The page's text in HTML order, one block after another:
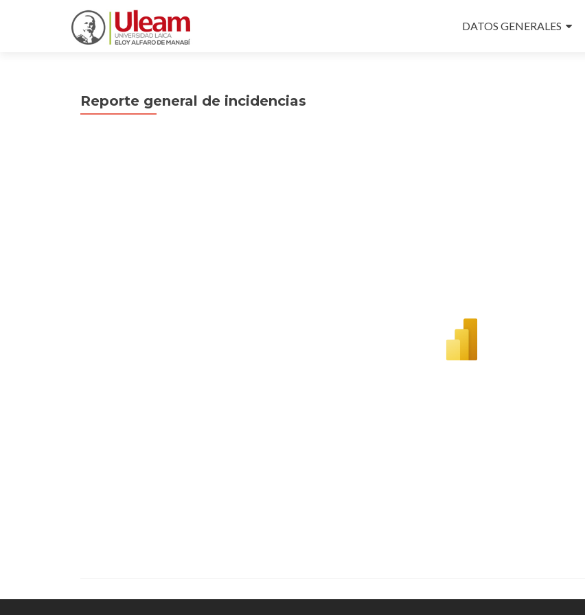
al
DATOS GENERALES
Reporte general de incidencias